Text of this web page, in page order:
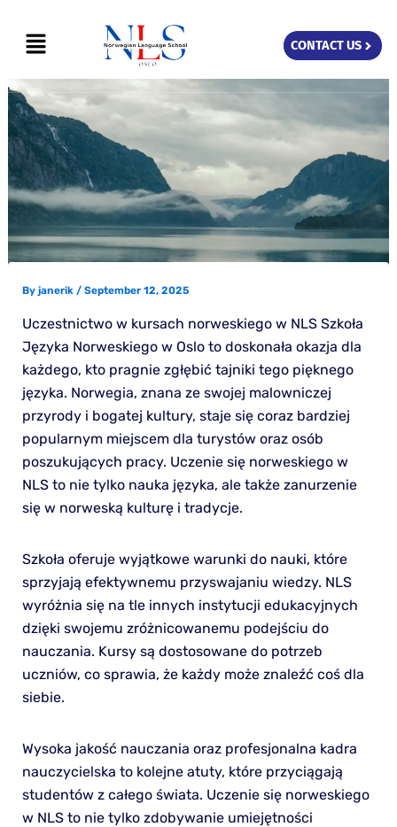
content
Menu CONTACT US
By janerik / September 12, 2025
Uczestnictwo w kursach norweskiego w NLS Szkoła
Języka Norweskiego w Oslo to doskonała okazja dla
każdego, kto pragnie zgłębić tajniki tego pięknego
języka. Norwegia, znana ze swojej malowniczej
przyrody i bogatej kultury, staje się coraz bardziej
popularnym miejscem dla turystów oraz osób
poszukujących pracy. Uczenie się norweskiego w
NLS to nie tylko nauka języka, ale także zanurzenie
się w norweską kulturę i tradycje.
Szkoła oferuje wyjątkowe warunki do nauki, które
sprzyjają efektywnemu przyswajaniu wiedzy. NLS
wyróżnia się na tle innych instytucji edukacyjnych
dzięki swojemu zróżnicowanemu podejściu do
nauczania. Kursy są dostosowane do potrzeb
uczniów, co sprawia, że każdy może znaleźć coś dla
siebie.
Wysoka jakość nauczania oraz profesjonalna kadra
nauczycielska to kolejne atuty, które przyciągają
studentów z całego świata. Uczenie się norweskiego
w NLS to nie tylko zdobywanie umiejętności